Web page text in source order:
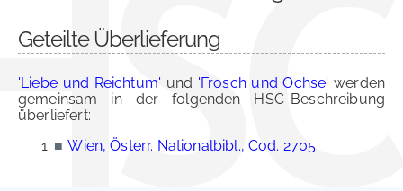
Geteilte Überlieferung
'Liebe und Reichtum' und 'Frosch und Ochse' werden
gemeinsam in der folgenden HSC-Beschreibung
überliefert:
■ Wien, Österr. Nationalbibl., Cod. 2705